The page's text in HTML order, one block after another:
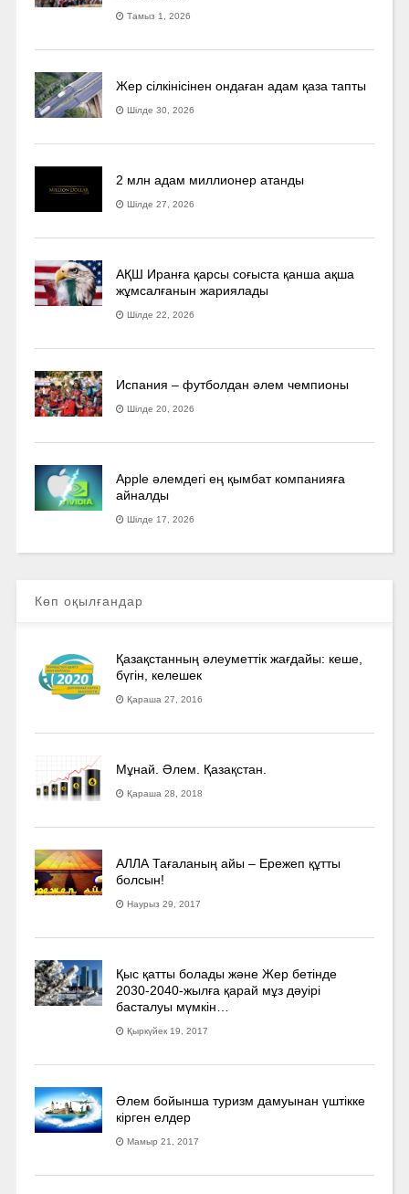
Тамыз 1, 2026
Жер сілкінісінен ондаған адам қаза тапты
Шілде 30, 2026
2 млн адам миллионер атанды
Шілде 27, 2026
АҚШ Иранға қарсы соғыста қанша ақша
жұмсалғанын жариялады
Шілде 22, 2026
Испания – футболдан әлем чемпионы
Шілде 20, 2026
Apple әлемдегі ең қымбат компанияға
айналды
Шілде 17, 2026
Көп оқылғандар
Қазақстанның әлеуметтік жағдайы: кеше,
бүгін, келешек
Қараша 27, 2016
Мұнай. Әлем. Қазақстан.
Қараша 28, 2018
АЛЛА Тағаланың айы – Ережеп құтты
болсын!
Наурыз 29, 2017
Қыс қатты болады және Жер бетінде
2030-2040­-жылға қарай мұз дәуірі
басталуы мүмкін…
Қыркүйек 19, 2017
Әлем бойынша туризм дамуынан үштікке
кірген елдер
Мамыр 21, 2017